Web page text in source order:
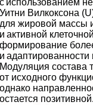
с использованием
Уитни Вилкоксона
для жировой массы
и активной
формирование
и
Модуляция состава
от исходного
однако
остается